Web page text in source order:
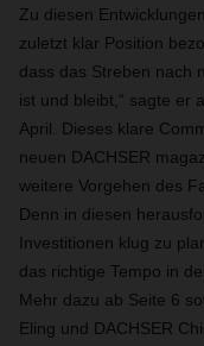
Zu diesen
zuletzt klar Position
dass das Streben nach
ist und bleibt,“ sagte er
April. Dieses klare
neuen DACHSER
weitere Vorgehen des
Denn in diesen
Investitionen klug zu
das richtige Tempo in
Mehr dazu ab Seite 6
Eling und DACHSER